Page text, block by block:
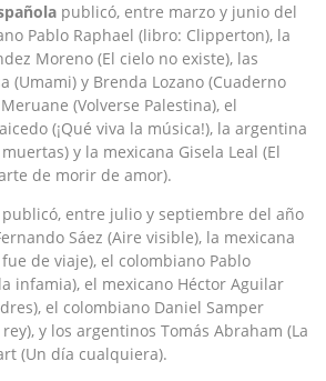
publicó, entre marzo y junio del
Pablo Raphael (libro: Clipperton), la
Moreno (El cielo no existe), las
(Umami) y Brenda Lozano (Cuaderno
(Volverse Palestina), el
(¡Qué viva la música!), la argentina
y la mexicana Gisela Leal (El
de morir de amor).
entre julio y septiembre del año
Sáez (Aire visible), la mexicana
de viaje), el colombiano Pablo
infamia), el mexicano Héctor Aguilar
el colombiano Daniel Samper
rey), y los argentinos Tomás Abraham (La
(Un día cualquiera).